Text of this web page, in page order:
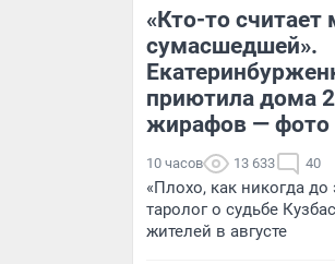
«Кто-то считает
сумасшедшей».
приютила дома
жирафов — фото
10 часов 13 633 40
«Плохо, как никогда до
таролог о судьбе
жителей в августе